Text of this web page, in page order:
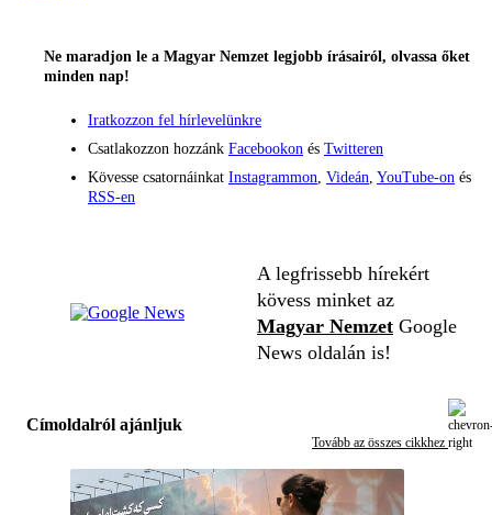
Ne maradjon le a Magyar Nemzet legjobb írásairól, olvassa őket
minden nap!
Iratkozzon fel hírlevelünkre
Csatlakozzon hozzánk Facebookon és Twitteren
Kövesse csatornáinkat Instagrammon Videán YouTube-on és
RSS-en
A legfrissebb hírekért
kövess minket az
Magyar Nemzet Google
News oldalán is!
Címoldalról ajánljuk
Tovább az összes cikkhez